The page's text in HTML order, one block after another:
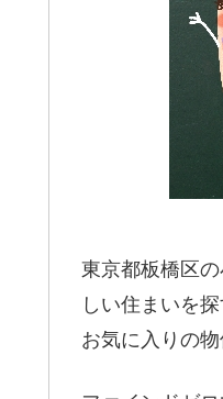
東京都板橋区
しい住まいを
お気に入りの